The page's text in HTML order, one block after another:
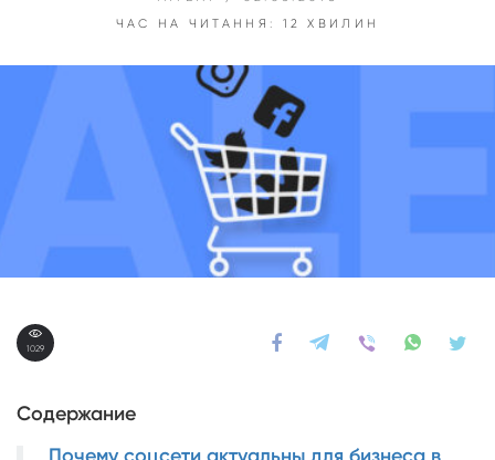
ЧАС НА ЧИТАННЯ: 12 ХВИЛИН
1029
Содержание
Почему соцсети актуальны для бизнеса в